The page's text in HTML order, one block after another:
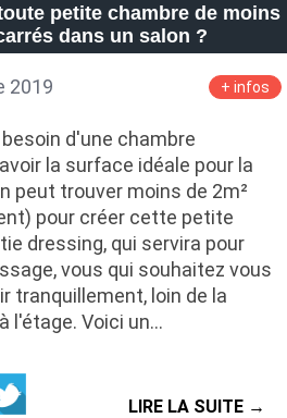
petite chambre de moins
dans un salon ?
2019 + infos
d'une chambre
la surface idéale pour la
peut trouver moins de 2m²
pour créer cette petite
dressing, qui servira pour
vous qui souhaitez vous
tranquillement, loin de la
l'étage. Voici un…
LIRE LA SUITE →